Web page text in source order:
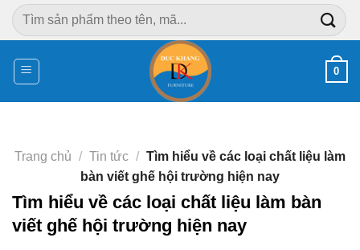
Chuyển
đến
dung
Tìm
kiếm:
0
Trang chủ / Tin tức / Tìm hiểu về các loại chất liệu làm
bàn viết ghế hội trường hiện nay
Tìm hiểu về các loại chất liệu làm bàn
viết ghế hội trường hiện nay